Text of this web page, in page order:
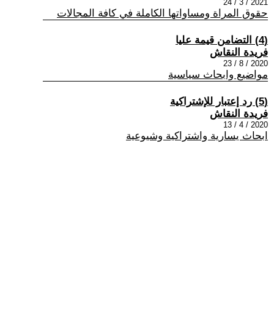
2021 / 3 / 24
حقوق المراة ومساواتها الكاملة في كافة المجالات
(4) التضامن قيمة عليا
فريدة النقاش
2020 / 8 / 23
مواضيع وابحاث سياسية
(5) رد إعتبار للإشتراكية
فريدة النقاش
2020 / 4 / 13
ابحاث يسارية واشتراكية وشيوعية